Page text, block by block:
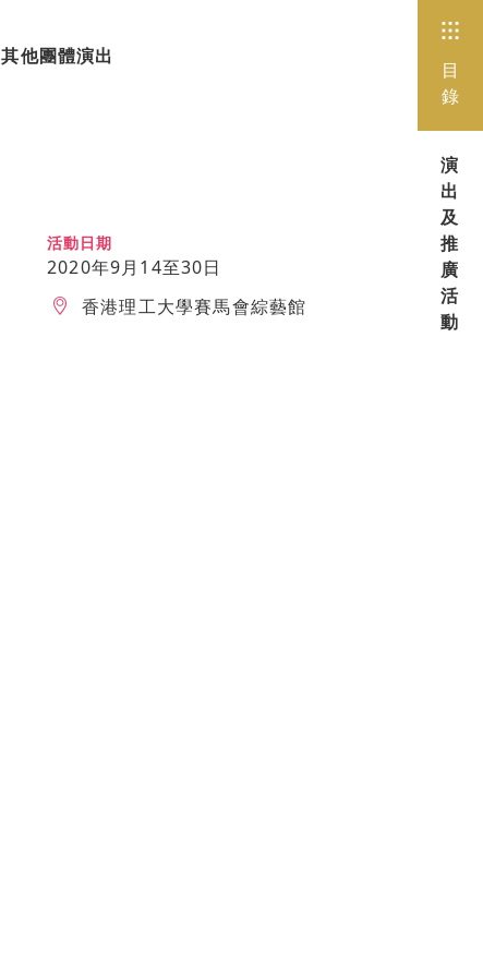
目
錄
演
出
及
推
廣
活
動
其他團體演出
活動日期
2020年9月14至30日
香港理工大學賽馬會綜藝館